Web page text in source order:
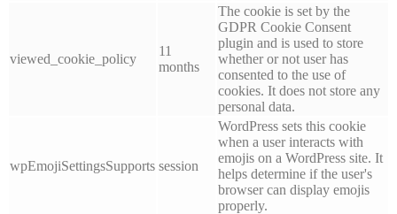
viewed_cookie_policy
11
months
The cookie is set by the
GDPR Cookie Consent
plugin and is used to store
whether or not user has
consented to the use of
cookies. It does not store any
personal data.
wpEmojiSettingsSupports session
WordPress sets this cookie
when a user interacts with
emojis on a WordPress site. It
helps determine if the user's
browser can display emojis
properly.